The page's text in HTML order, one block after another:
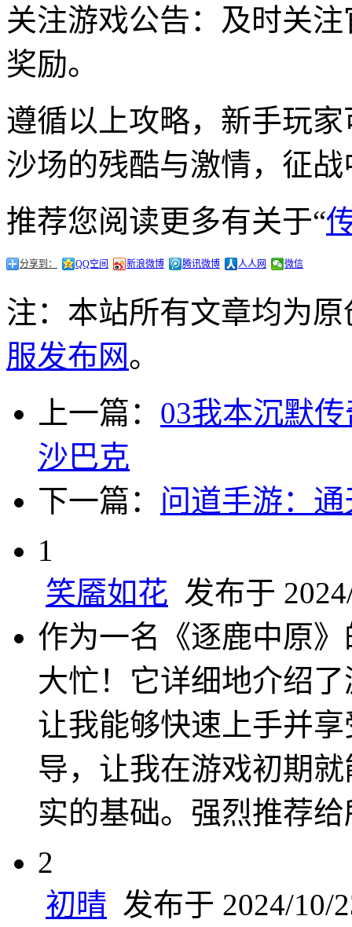
关注游戏公告：及时关
奖励。
遵循以上攻略，新手玩
沙场的残酷与激情，征
推荐您阅读更多有关于“
分享到： QQ空间 新浪微博 腾讯微博 人人网 微信
注：本站所有文章均为
服发布网。
上一篇： 03我本沉默
沙巴克
下一篇： 问道手游：
1
笑靥如花 发布于
作为一名《逐鹿中原
大忙！它详细地介绍
让我能够快速上手并
导，让我在游戏初期
实的基础。强烈推荐
2
初晴 发布于 2024/10/